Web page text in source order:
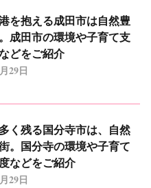
を抱える成田市は自然豊
成田市の環境や子育て支
どをご紹介
29日
く残る国分寺市は、自然
。国分寺の環境や子育て
などをご紹介
29日